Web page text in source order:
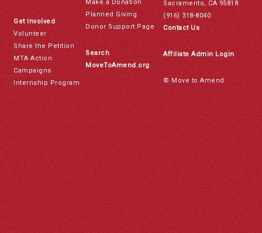
Get Involved
Volunteer
Share the Petition
MTA Action
Campaigns
Internship Program
Make a Donation
Planned Giving
Donor Support Page
Search
MoveToAmend.org
Sacramento, CA 95818
(916) 318-8040
Contact Us
Affiliate Admin Login
© Move to Amend